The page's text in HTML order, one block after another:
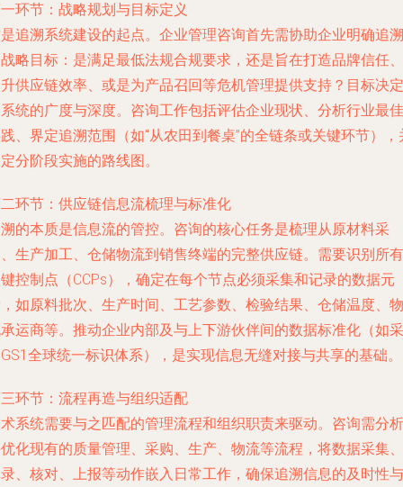
环节：战略规划与目标定义
追溯系统建设的起点。企业管理咨询首先需协助企业明确追溯
略目标：是满足最低法规合规要求，还是旨在打造品牌信任、
供应链效率、或是为产品召回等危机管理提供支持？目标决定
统的广度与深度。咨询工作包括评估企业现状、分析行业最佳
、界定追溯范围（如“从农田到餐桌”的全链条或关键环节），
分阶段实施的路线图。
环节：供应链信息流梳理与标准化
的本质是信息流的管控。咨询的核心任务是梳理从原材料采
生产加工、仓储物流到销售终端的完整供应链。需要识别所有
控制点（CCPs），确定在每个节点必须采集和记录的数据元
如原料批次、生产时间、工艺参数、检验结果、仓储温度、物
运商等。推动企业内部及与上下游伙伴间的数据标准化（如采
全球统一标识体系），是实现信息无缝对接与共享的基础。
环节：流程再造与组织适配
系统需要与之匹配的管理流程和组织职责来驱动。咨询需分析
化现有的质量管理、采购、生产、物流等流程，将数据采集、
、核对、上报等动作嵌入日常工作，确保追溯信息的及时性与